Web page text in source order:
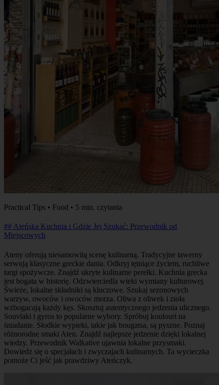
Practical Tips • Food • 5 min. czytania
## Ateńska Kuchnia i Gdzie Jej Szukać: Przewodnik od
Miejscowych
Ateny oferują niesamowitą scenę kulinarną. Tradycyjne tawerny
serwują klasyczne greckie dania. Odkryj tętniące życiem, ruchliwe
targi spożywcze. Znajdź ukryte kulinarne perełki. Kuchnia grecka
jest bogata w historię. Odzwierciedla wieki wymiany kulturowej.
Świeże, lokalne składniki są kluczowe. Szukaj sezonowych
warzyw, owoców i owoców morza. Oliwa z oliwek i zioła
wzbogacają każdy kęs. Skosztuj autentycznego jedzenia ulicznego.
Souvlaki i gyros to popularne wybory. Spróbuj koulouri na
śniadanie. Słodkie wypieki, takie jak bougatsa, są pyszne. Poznaj
różnorodne smaki Aten. Znajdź najlepsze jedzenie dzięki lokalnej
wiedzy. Przewodnik Walkative ujawnia lokalne przysmaki.
Dowiedz się o specjałach i zwyczajach kulinarnych. Ta wycieczka
pomoże Ci jeść jak prawdziwy Ateńczyk.